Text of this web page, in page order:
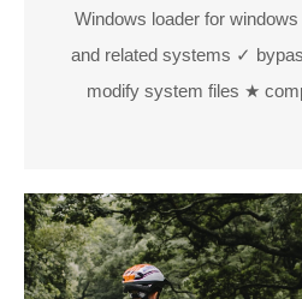
Windows loader for
and related systems ✓
modify system files ★